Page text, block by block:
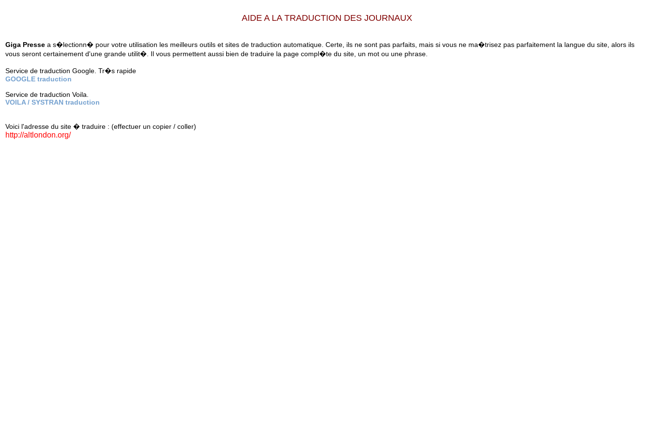
AIDE A LA TRADUCTION DES JOURNAUX
Giga Presse a s�lectionn� pour votre utilisation les meilleurs outils et sites de traduction automatique. Certe, ils ne sont pas parfaits, mais si vous ne ma�trisez pas parfaitement la langue du site, alors ils
vous seront certainement d'une grande utilit�. Il vous permettent aussi bien de traduire la page compl�te du site, un mot ou une phrase.
Service de traduction Google. Tr�s rapide
GOOGLE traduction
Service de traduction Voila.
VOILA / SYSTRAN traduction
Voici l'adresse du site � traduire : (effectuer un copier / coller)
http://altlondon.org/